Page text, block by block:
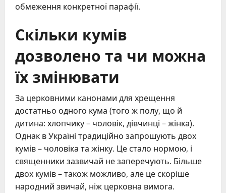
обмеження конкретної парафії.
Скільки кумів
дозволено та чи можна
їх змінювати
За церковними канонами для хрещення
достатньо одного кума (того ж полу, що й
дитина: хлопчику – чоловік, дівчинці – жінка).
Однак в Україні традиційно запрошують двох
кумів – чоловіка та жінку. Це стало нормою, і
священники зазвичай не заперечують. Більше
двох кумів – також можливо, але це скоріше
народний звичай, ніж церковна вимога.